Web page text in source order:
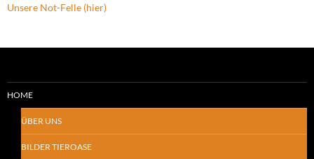
Unsere Not-Felle (hier)
HOME
ÜBER UNS
BILDER TIEROASE